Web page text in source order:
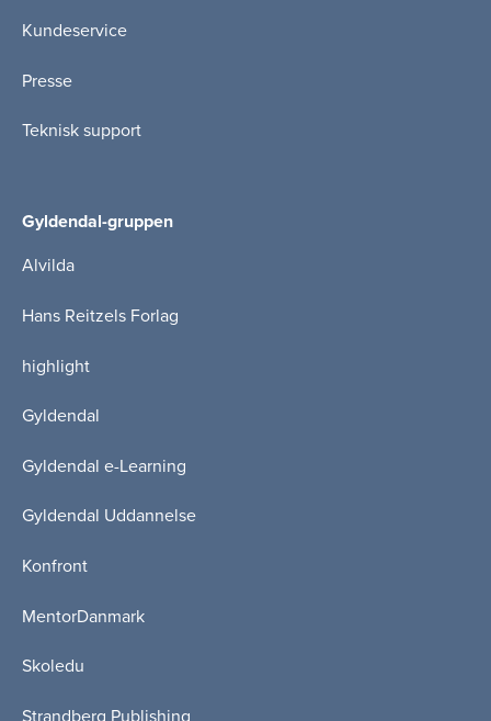
Kundeservice
Presse
Teknisk support
Gyldendal-gruppen
Alvilda
Hans Reitzels Forlag
highlight
Gyldendal
Gyldendal e-Learning
Gyldendal Uddannelse
Konfront
MentorDanmark
Skoledu
Strandberg Publishing